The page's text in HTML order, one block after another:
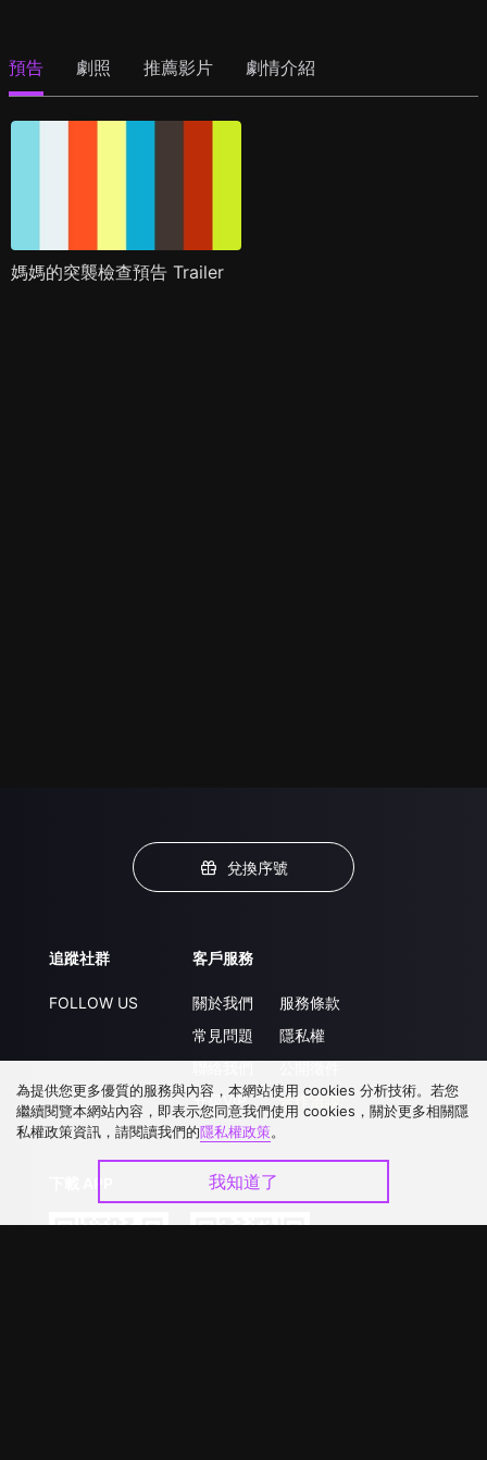
預告 劇照 推薦影片 劇情介紹
媽媽的突襲檢查預告 Trailer
兌換序號
追蹤社群
FOLLOW US
客戶服務
關於我們
常見問題
升級VIP
服務條款
隱私權
合作洽談
為提供您更多優質的服務與內容，本網站使用 cookies 分析技術。若您
繼續閱覽本網站內容，即表示您同意我們使用 cookies，關於更多相關隱
私權政策資訊，請閱讀我們的隱私權政策。
我知道了